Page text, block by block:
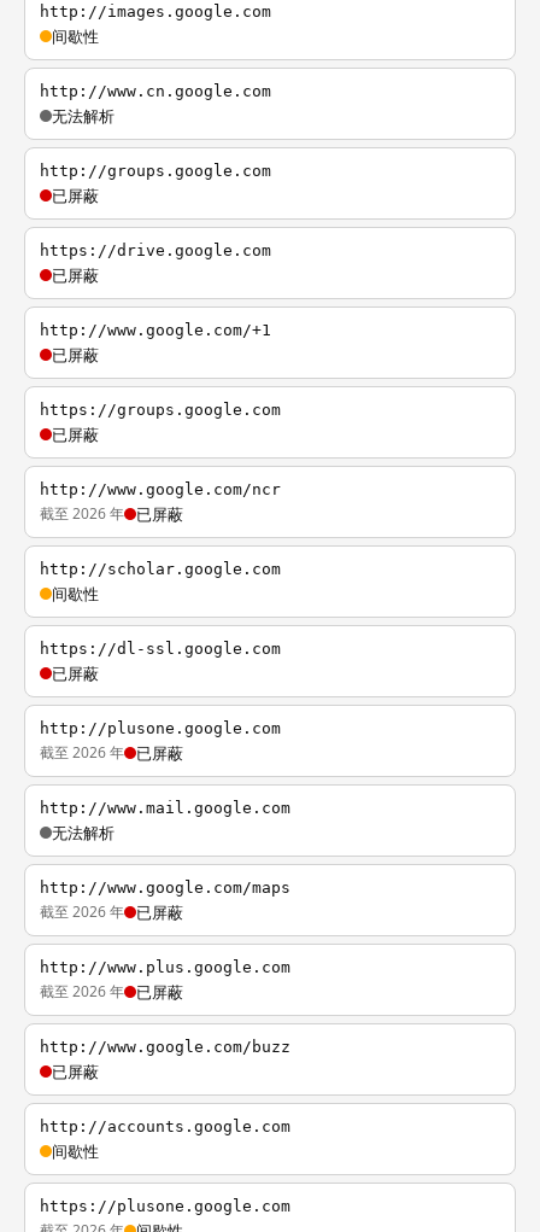
http://images.google.com
间歇性
http://www.cn.google.com
无法解析
http://groups.google.com
已屏蔽
https://drive.google.com
已屏蔽
http://www.google.com/+1
已屏蔽
https://groups.google.com
已屏蔽
http://www.google.com/ncr
截至 2026 年 已屏蔽
http://scholar.google.com
间歇性
https://dl-ssl.google.com
已屏蔽
http://plusone.google.com
截至 2026 年 已屏蔽
http://www.mail.google.com
无法解析
http://www.google.com/maps
截至 2026 年 已屏蔽
http://www.plus.google.com
截至 2026 年 已屏蔽
http://www.google.com/buzz
已屏蔽
http://accounts.google.com
间歇性
https://plusone.google.com